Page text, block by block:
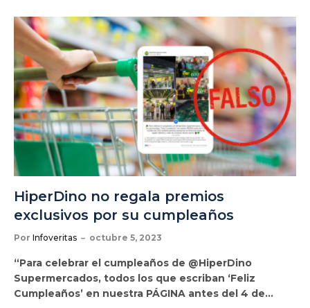
HiperDino no regala premios
exclusivos por su cumpleaños
Por Infoveritas octubre 5, 2023
“Para celebrar el cumpleaños de @HiperDino
Supermercados, todos los que escriban ‘Feliz
Cumpleaños’ en nuestra PÁGINA antes del 4 de…